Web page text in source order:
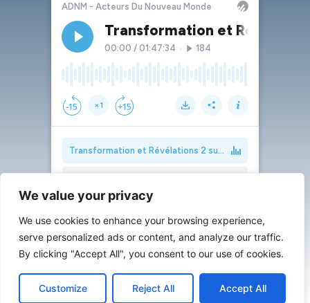
We value your privacy
We use cookies to enhance your browsing experience,
serve personalized ads or content, and analyze our traffic.
By clicking "Accept All", you consent to our use of cookies.
Customize Reject All Accept All